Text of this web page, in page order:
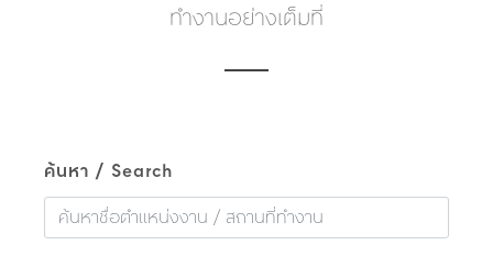
ทำงานอย่างเต็มที่
ค้นหา / Search